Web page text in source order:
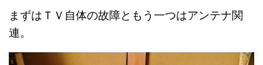
まずはＴＶ自体の故障ともう一つはアンテナ関
連。